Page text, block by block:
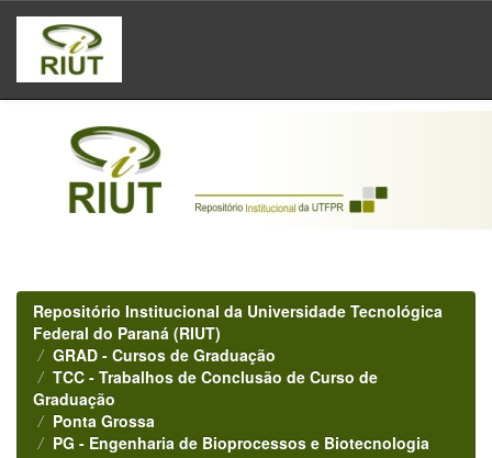
Skip
navigation
Repositório Institucional da Universidade Tecnológica
Federal do Paraná (RIUT)
GRAD - Cursos de Graduação
TCC - Trabalhos de Conclusão de Curso de
Graduação
Ponta Grossa
PG - Engenharia de Bioprocessos e Biotecnologia